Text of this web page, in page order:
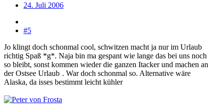
24. Juli 2006
#5
Jo klingt doch schonmal cool, schwitzen macht ja nur im Urlaub
richtig Spaß *g*. Naja bin ma gespant wie lange das bei uns noch
so bleibt, sonst kommen wieder die ganzen Itacker und machen an
der Ostsee Urlaub . War doch schonmal so. Alternative wäre
Alaska, da isses bestimmt leicht kühler